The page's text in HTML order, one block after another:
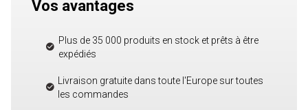
Vos avantages
Plus de 35 000 produits en stock et prêts à être
expédiés
Livraison gratuite dans toute l'Europe sur toutes
les commandes